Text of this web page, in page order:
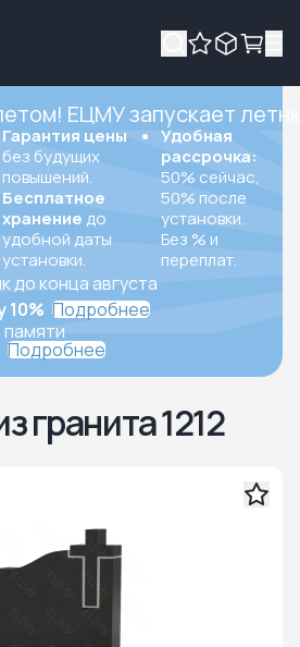
ЕЦМУ запускает
Гарантия цены
без будущих
повышений.
Бесплатное
хранение до
удобной даты
установки.
Удобная
рассрочка:
50% сейчас,
50% после
установки.
Без % и
переплат.
до конца августа
10% Подробнее
Подробнее
гранита 1212